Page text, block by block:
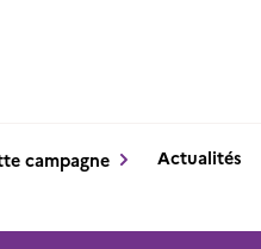
campagne Actualités